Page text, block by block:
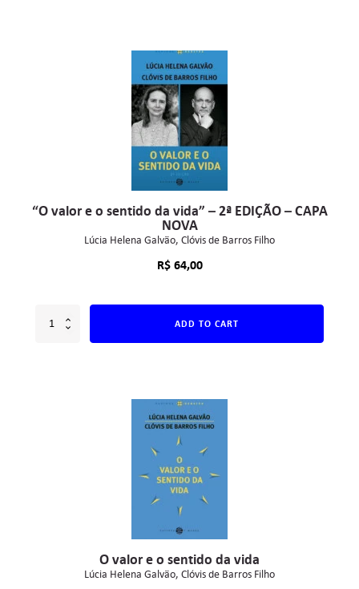
“O valor e o sentido da vida” – 2ª EDIÇÃO – CAPA
NOVA
Lúcia Helena Galvão Clóvis de Barros Filho
R$64,00
ADD TO CART
O valor e o sentido da vida
Lúcia Helena Galvão Clóvis de Barros Filho